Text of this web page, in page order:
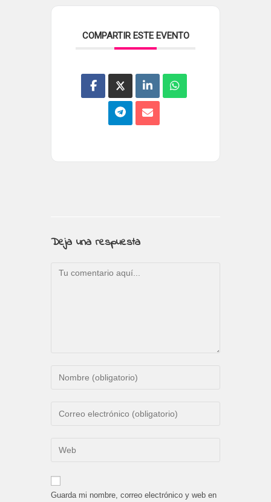
COMPARTIR ESTE EVENTO
Deja una respuesta
Comentario
de
para
comentar
de
electrónico
para
URL
de
Guarda mi nombre, correo electrónico y web en